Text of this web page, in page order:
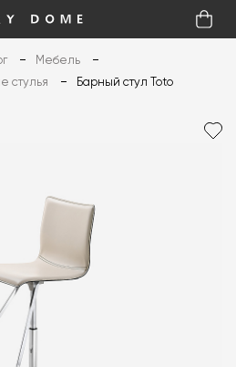
Мебель
стулья Барный стул Toto